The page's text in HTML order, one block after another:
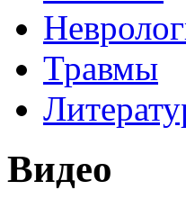
Травмы
Видео